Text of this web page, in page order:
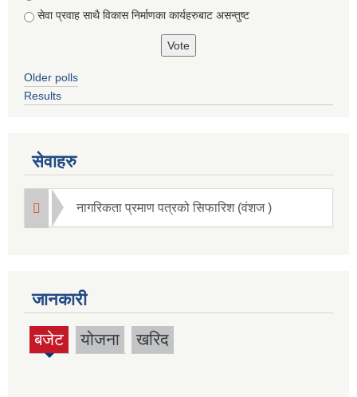
सेवा प्रवाह साथै विकास निर्माणका कार्यहरुबाट असन्तुष्ट
Older polls
Results
सेवाहरु
नागरिकता प्रमाण पत्रको सिफारिश (वंशज )
जानकारी
बजेट
(active
योजना खरिद